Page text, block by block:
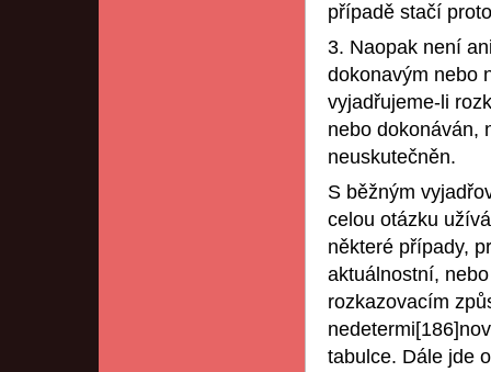
případě stačí
3. Naopak není
dokonavým nebo
vyjadřujeme-li
nebo dokonáván,
neuskutečněn.
S běžným
celou otázku
některé případy,
aktuálnostní,
rozkazovacím
tabulce. Dále jde